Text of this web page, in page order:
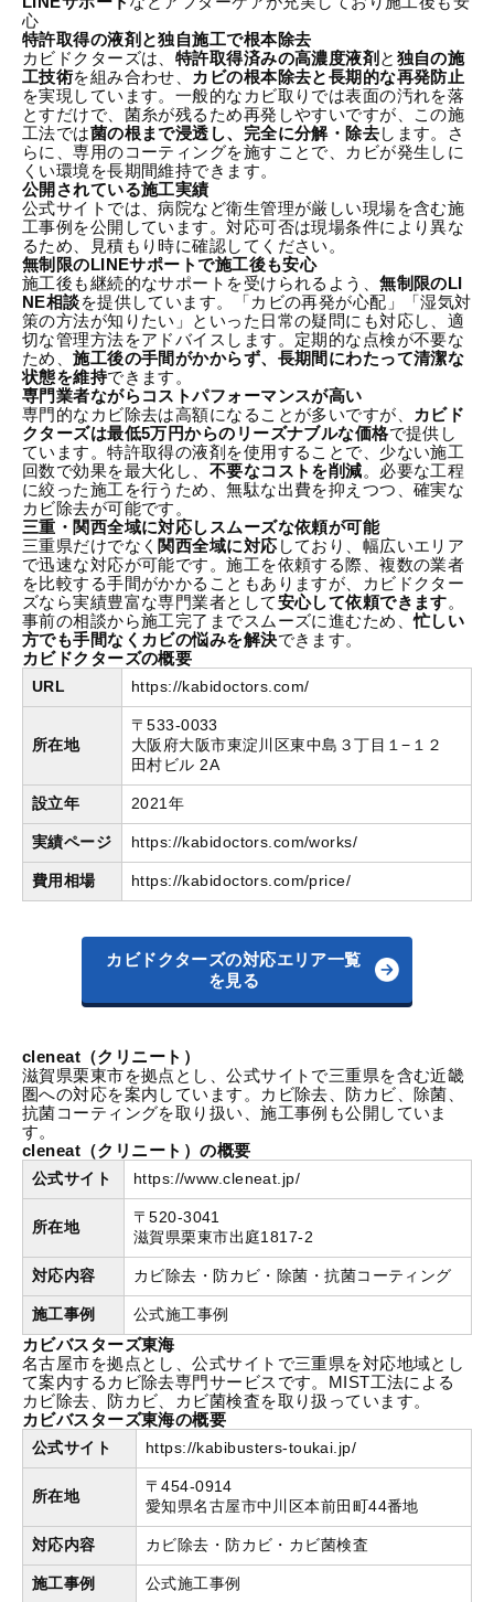
心
特許取得の液剤と独自施工で根本除去
カビドクターズは、 特許取得済みの高濃度液剤 と 独自の施
工技術を組み合わせ、 カビの根本除去と長期的な再発防止
を実現しています。一般的なカビ取りでは表面の汚れを落
とすだけで、菌糸が残るため再発しやすいですが、この施
工法では菌の根まで浸透し、完全に分解・除去します。さ
らに、専用のコーティングを施すことで、カビが発生しに
くい環境を長期間維持できます。
公開されている施工実績
公式サイトでは、病院など衛生管理が厳しい現場を含む施
工事例を公開しています。対応可否は現場条件により異な
るため、見積もり時に確認してください。
無制限のLINEサポートで施工後も安心
施工後も継続的なサポートを受けられるよう、無制限のLI
NE相談を提供しています。「カビの再発が心配」「湿気対
策の方法が知りたい」といった日常の疑問にも対応し、適
切な管理方法をアドバイスします。定期的な点検が不要な
ため、施工後の手間がかからず、長期間にわたって清潔な
状態を維持できます。
専門業者ながらコストパフォーマンスが高い
専門的なカビ除去は高額になることが多いですが、
カビド
クターズは最低5万円からのリーズナブルな価格で提供し
ています。特許取得の液剤を使用することで、少ない施工
回数で効果を最大化し、 不要なコストを削減。必要な工程
に絞った施工を行うため、無駄な出費を抑えつつ、確実な
カビ除去が可能です。
三重・関西全域に対応しスムーズな依頼が可能
三重県だけでなく 関西全域に対応しており、幅広いエリア
で迅速な対応が可能です。施工を依頼する際、複数の業者
を比較する手間がかかることもありますが、カビドクター
ズなら実績豊富な専門業者として安心して依頼できます。
事前の相談から施工完了までスムーズに進むため、忙しい
方でも手間なくカビの悩みを解決できます。
カビドクターズの概要
URL https://kabidoctors.com/
所在地
〒533-0033
大阪府大阪市東淀川区東中島３丁目１−１２
田村ビル 2A
設立年 2021年
実績ページ https://kabidoctors.com/works/
費用相場 https://kabidoctors.com/price/
カビドクターズの対応エリア一覧
を見る
cleneat（クリニート）
滋賀県栗東市を拠点とし、公式サイトで三重県を含む近畿
圏への対応を案内しています。カビ除去、防カビ、除菌、
抗菌コーティングを取り扱い、施工事例も公開していま
す。
cleneat（クリニート）の概要
公式サイト https://www.cleneat.jp/
所在地
〒520-3041
滋賀県栗東市出庭1817-2
対応内容 カビ除去・防カビ・除菌・抗菌コーティング
施工事例 公式施工事例
カビバスターズ東海
名古屋市を拠点とし、公式サイトで三重県を対応地域とし
て案内するカビ除去専門サービスです。MIST工法による
カビ除去、防カビ、カビ菌検査を取り扱っています。
カビバスターズ東海の概要
公式サイト https://kabibusters-toukai.jp/
所在地
〒454-0914
愛知県名古屋市中川区本前田町44番地
対応内容 カビ除去・防カビ・カビ菌検査
施工事例 公式施工事例